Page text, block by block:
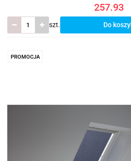
257.93
szt. Do
PROMOCJA